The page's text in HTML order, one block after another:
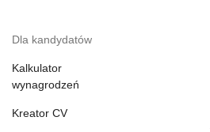
Dla kandydatów
Kalkulator
wynagrodzeń
Kreator CV